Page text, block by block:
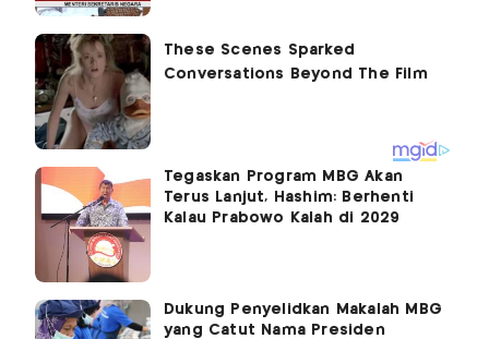
Tegaskan Program MBG Akan
Terus Lanjut, Hashim: Berhenti
Kalau Prabowo Kalah di 2029
Dukung Penyelidkan Makalah MBG
yang Catut Nama Presiden